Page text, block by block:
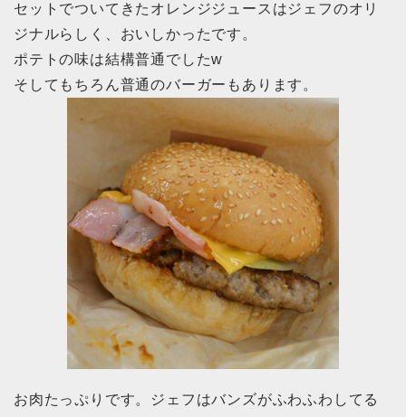
セットでついてきたオレンジジュースはジェフのオリ
ジナルらしく、おいしかったです。
ポテトの味は結構普通でしたw
そしてもちろん普通のバーガーもあります。
お肉たっぷりです。ジェフはバンズがふわふわしてる